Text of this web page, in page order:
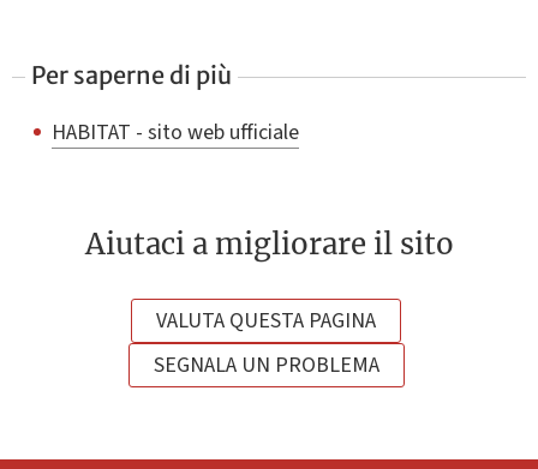
Per saperne di più
HABITAT - sito web ufficiale
Aiutaci a migliorare il sito
VALUTA QUESTA PAGINA
SEGNALA UN PROBLEMA